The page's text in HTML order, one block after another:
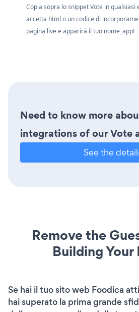
Copia sopra lo snippet Vote in qualsiasi
accetta html o un codice di
pagina live e apparirà il tuo nome_app!
Need to know more
integrations of our Vote
See the
Remove the
Building Your
Se hai il tuo sito web Foodica
hai superato la prima grande